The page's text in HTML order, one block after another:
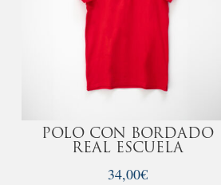
POLO CON BORDADO
REAL ESCUELA
34,00€